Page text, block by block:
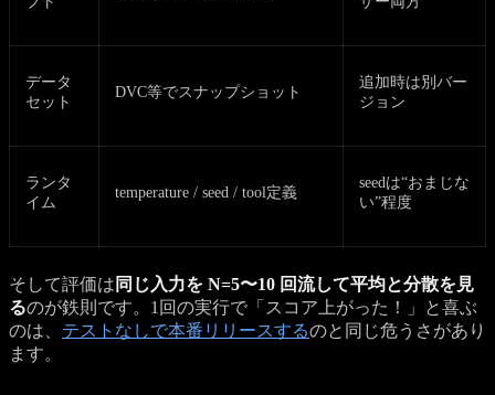
データ
セット
DVC等でスナップショット
追加時は別バー
ジョン
ランタ
イム
temperature / seed / tool定義
seedは“おまじな
い”程度
そして評価は 同じ入力を N=5〜10 回流して平均と分散を見
るのが鉄則です。1回の実行で「スコア上がった！」と喜ぶ
のは、 テストなしで本番リリースするのと同じ危うさがあり
ます。